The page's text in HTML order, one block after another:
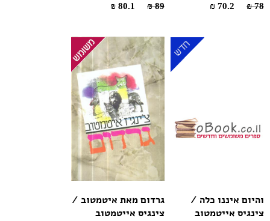
78 ₪
89 ₪
והיום איננו כלה /
צינגיס אייטמטוב
גרדום מאת איטמטוב /
צינגיס אייטמטוב